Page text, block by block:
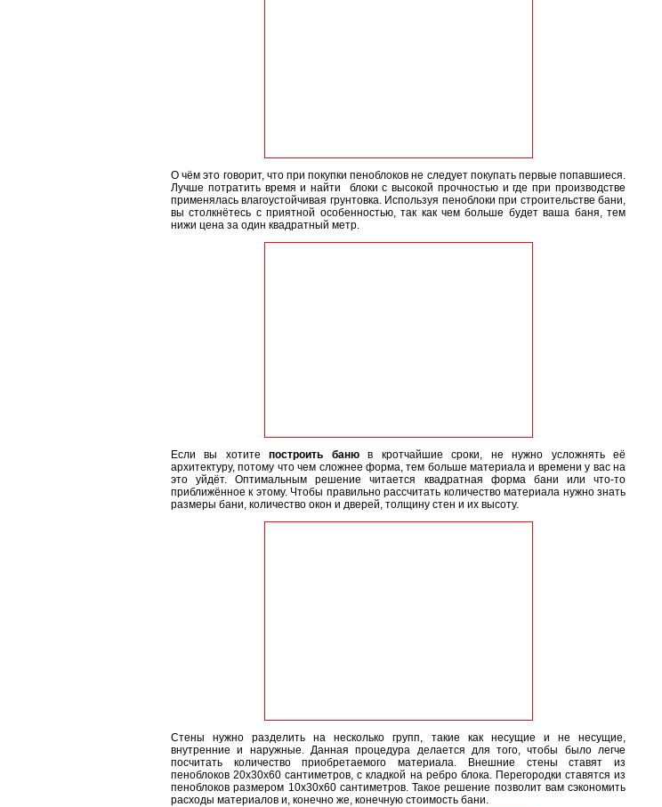
О чём это говорит, что при покупки пеноблоков не следует покупать первые попавшиеся.
Лучше потратить время и найти блоки с высокой прочностью и где при производстве
применялась влагоустойчивая грунтовка. Используя пеноблоки при строительстве бани,
вы столкнётесь с приятной особенностью, так как чем больше будет ваша баня, тем
нижи цена за один квадратный метр.
Если вы хотитепостроить банюв кротчайшие сроки, не нужно усложнять её
архитектуру, потому что чем сложнее форма, тем больше материала и времени у вас на
это уйдёт. Оптимальным решение читается квадратная форма бани или что-то
приближённое к этому. Чтобы правильно рассчитать количество материала нужно знать
размеры бани, количество окон и дверей, толщину стен и их высоту.
Стены нужно разделить на несколько групп, такие как несущие и не несущие,
внутренние и наружные. Данная процедура делается для того, чтобы было легче
посчитать количество приобретаемого материала. Внешние стены ставят из
пеноблоков 20х30х60 сантиметров, с кладкой на ребро блока. Перегородки ставятся из
пеноблоков размером 10х30х60 сантиметров. Такое решение позволит вам сэкономить
расходы материалов и, конечно же, конечную стоимость бани.